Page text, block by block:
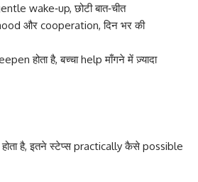
wake‑up, छोटी बात‑चीत
और cooperation, दिन भर की
होता है, बच्चा help माँगने में ज़्यादा
होता है, इतने स्टेप्स practically कैसे possible